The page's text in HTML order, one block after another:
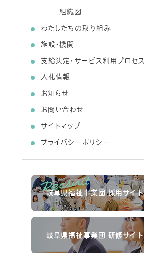
組織図
わたしたちの取り組み
施設・機関
支給決定・サービス利用プロセス
入札情報
お知らせ
お問い合わせ
サイトマップ
プライバシーポリシー
岐阜県福祉事業団 採用サイト
岐阜県福祉事業団 研修サイト